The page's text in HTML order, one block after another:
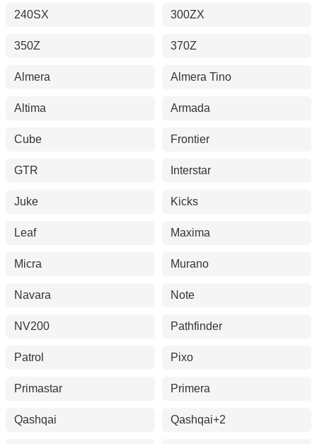
240SX 300ZX
350Z 370Z
Almera Almera Tino
Altima Armada
Cube Frontier
GTR Interstar
Juke Kicks
Leaf Maxima
Micra Murano
Navara Note
NV200 Pathfinder
Patrol Pixo
Primastar Primera
Qashqai Qashqai+2